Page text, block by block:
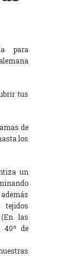
para
tus
de
los
un
tejidos
las
40º de